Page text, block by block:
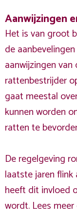
Aanwijzingen
Het is van groot
de
aanwijzingen van
rattenbestrijder
gaat meestal
kunnen worden
ratten te
De regelgeving
laatste jaren flink
heeft dit invloed
wordt. Lees